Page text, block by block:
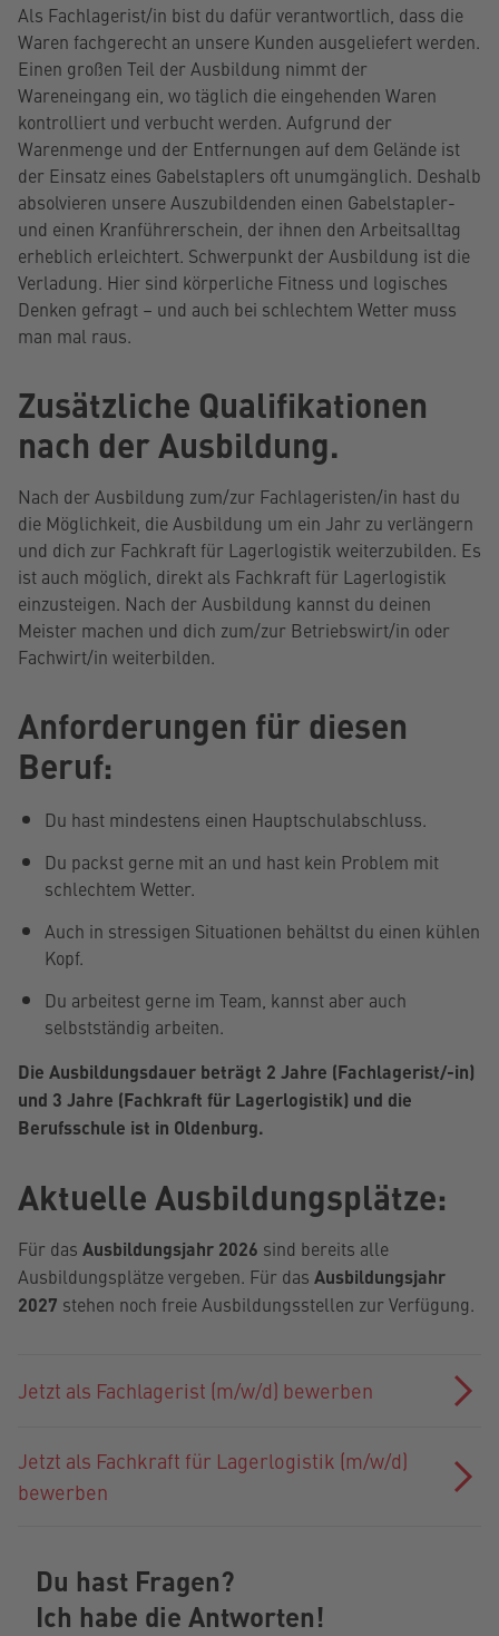
Als Fachlagerist/in bist du dafür verantwortlich, dass die
Waren fachgerecht an unsere Kunden ausgeliefert werden.
Einen großen Teil der Ausbildung nimmt der
Wareneingang ein, wo täglich die eingehenden Waren
kontrolliert und verbucht werden. Aufgrund der
Warenmenge und der Entfernungen auf dem Gelände ist
der Einsatz eines Gabelstaplers oft unumgänglich. Deshalb
absolvieren unsere Auszubildenden einen Gabelstapler-
und einen Kranführerschein, der ihnen den Arbeitsalltag
erheblich erleichtert. Schwerpunkt der Ausbildung ist die
Verladung. Hier sind körperliche Fitness und logisches
Denken gefragt – und auch bei schlechtem Wetter muss
man mal raus.
Zusätzliche Qualifikationen
nach der Ausbildung.
Nach der Ausbildung zum/zur Fachlageristen/in hast du
die Möglichkeit, die Ausbildung um ein Jahr zu verlängern
und dich zur Fachkraft für Lagerlogistik weiterzubilden. Es
ist auch möglich, direkt als Fachkraft für Lagerlogistik
einzusteigen. Nach der Ausbildung kannst du deinen
Meister machen und dich zum/zur Betriebswirt/in oder
Fachwirt/in weiterbilden.
Anforderungen für diesen
Beruf:
Du hast mindestens einen Hauptschulabschluss.
Du packst gerne mit an und hast kein Problem mit
schlechtem Wetter.
Auch in stressigen Situationen behältst du einen kühlen
Kopf.
Du arbeitest gerne im Team, kannst aber auch
selbstständig arbeiten.
Die Ausbildungsdauer beträgt 2 Jahre (Fachlagerist/-in)
und 3 Jahre (Fachkraft für Lagerlogistik) und die
Berufsschule ist in Oldenburg.
Aktuelle Ausbildungsplätze:
Für das Ausbildungsjahr 2026 sind bereits alle
Ausbildungsplätze vergeben. Für das Ausbildungsjahr
2027 stehen noch freie Ausbildungsstellen zur Verfügung.
Jetzt als Fachlagerist (m/w/d) bewerben
Jetzt als Fachkraft für Lagerlogistik (m/w/d)
bewerben
Du hast Fragen?
Ich habe die Antworten!